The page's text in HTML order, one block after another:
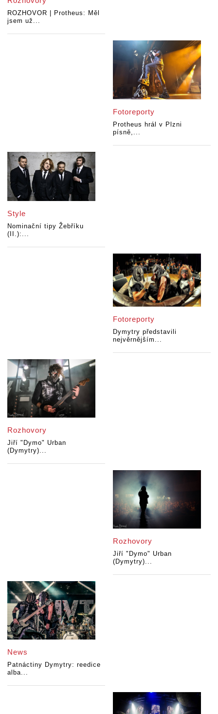
ROZHOVOR | Protheus: Měl
jsem už...
Fotoreporty
Protheus hrál v Plzni
písně,...
Style
Nominační tipy Žebříku
(II.):...
Fotoreporty
Dymytry představili
nejvěrnějším...
Rozhovory
Jiří "Dymo" Urban
(Dymytry)...
Rozhovory
Jiří "Dymo" Urban
(Dymytry)...
News
Patnáctiny Dymytry: reedice
alba...